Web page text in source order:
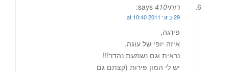
רותי410 says:
29 ביוני 2011 at 10:40
פירגה,
איזה יופי של עוגה.
נראית וגם נשמעת נהדר!!!
יש לי המון פירות (קצתם גם